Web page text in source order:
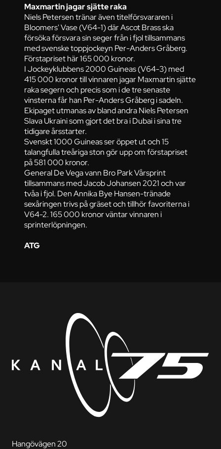
Maxmartin jagar sjätte raka
Niels Petersen tränar även titelförsvararen i
Bloomers' Vase (V64-1) där Ascot Brass ska
försöka försvara sin seger från i fjol tillsammans
med svenske toppjockeyn Per-Anders Gråberg.
Förstapriset här 165 000 kronor.
I Jockeyklubbens 2000 Guineas (V64-3) med
415 000 kronor till vinnaren jagar Maxmartin sjätte
raka segern och precis som i de tre senaste
vinsterna får han Per-Anders Gråberg i sadeln.
Ekipaget utmanas av bland andra Niels Petersen
Slava Ukraini som gjort det bra i Dubai i sina tre
tidigare årsstarter.
Svenskt 1000 Guineas ser öppet ut och 15
talangfulla treåriga ston gör upp om förstapriset
på 581 000 kronor.
General De Vega vann Bro Park Vårsprint
tillsammans med Jacob Johansen 2021 och var
tvåa i fjol. Den Annika Bye Hansen-tränade
sexåringen trivs på gräset och tillhör favoriterna i
V64-2. 165 000 kronor väntar vinnaren i
sprinterlöpningen.
ATG
Hangövägen 20